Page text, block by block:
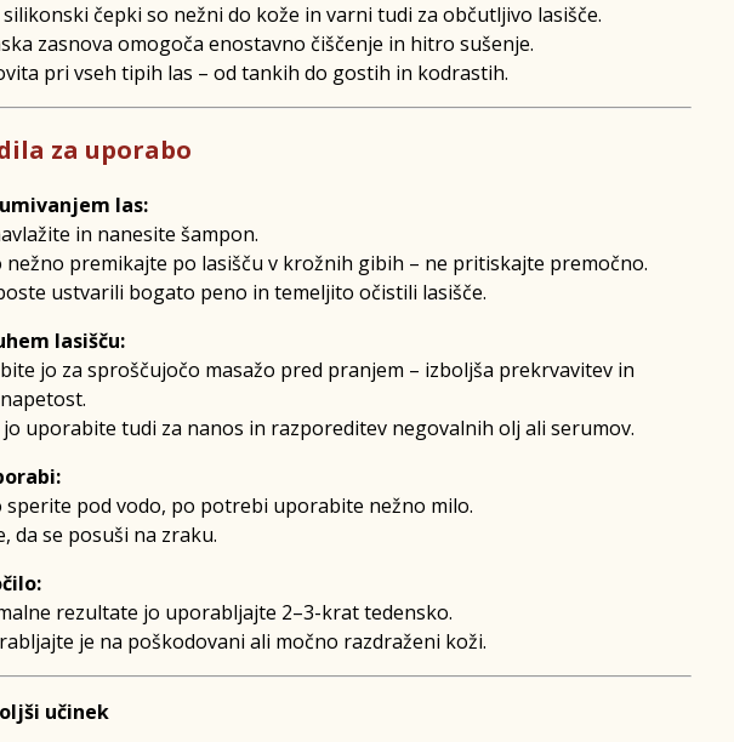
silikonski čepki so nežni do kože in varni tudi za občutljivo lasišče.
zasnova omogoča enostavno čiščenje in hitro sušenje.
pri vseh tipih las – od tankih do gostih in kodrastih.
za uporabo
las:
in nanesite šampon.
nežno premikajte po lasišču v krožnih gibih – ne pritiskajte premočno.
ustvarili bogato peno in temeljito očistili lasišče.
lasišču:
jo za sproščujočo masažo pred pranjem – izboljša prekrvavitev in
jo uporabite tudi za nanos in razporeditev negovalnih olj ali serumov.
sperite pod vodo, po potrebi uporabite nežno milo.
da se posuši na zraku.
rezultate jo uporabljajte 2–3-krat tedensko.
je na poškodovani ali močno razdraženi koži.
učinek